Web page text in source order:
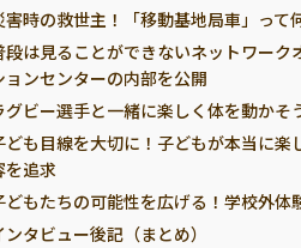
害時の救世主！「移動基地局車」って
段は見ることができないネットワーク
ョンセンターの内部を公開
グビー選手と一緒に楽しく体を動かそ
ども目線を大切に！子どもが本当に楽
を追求
どもたちの可能性を広げる！学校外体
ンタビュー後記（まとめ）